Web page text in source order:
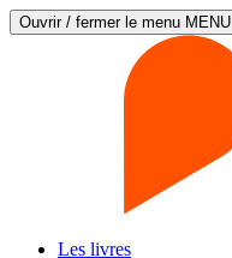
Ouvrir / fermer le menu MENU
Les livres